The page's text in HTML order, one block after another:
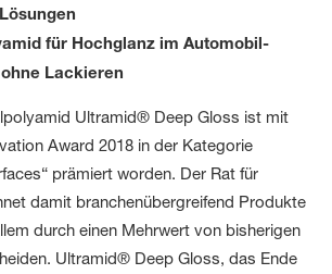
für Hochglanz im Automobil-
Lackieren
Ultramid® Deep Gloss ist mit
Award 2018 in der Kategorie
prämiert worden. Der Rat für
damit branchenübergreifend Produkte
durch einen Mehrwert von bisherigen
Ultramid® Deep Gloss, das Ende